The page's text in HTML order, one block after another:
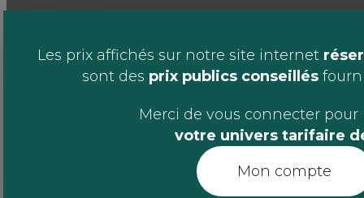
Les prix affichés sur notre site internet
sont des prix publics conseillés
Merci de vous connecter pour
votre univers tarifaire
Mon compte